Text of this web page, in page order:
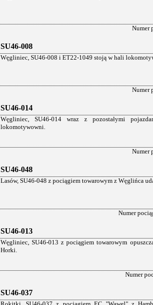
Numer
SU46-008
Węgliniec, SU46-008 i ET22-1049 stoją w hali
Numer
SU46-014
Węgliniec, SU46-014 wraz z pozostałymi
lokomotywowni.
Numer
SU46-048
Lasów, SU46-048 z pociągiem towarowym z Węglińca
Numer
SU46-013
Węgliniec, SU46-013 z pociągiem towarowym
Horki.
Numer
SU46-037